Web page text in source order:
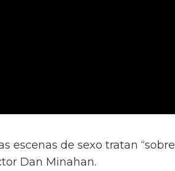
escenas de sexo tratan “sobre
Dan Minahan.